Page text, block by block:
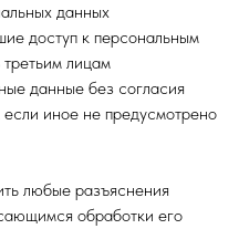
данных
доступ к персональным
лицам
данные без согласия
иное не предусмотрено
любые разъяснения
обработки его